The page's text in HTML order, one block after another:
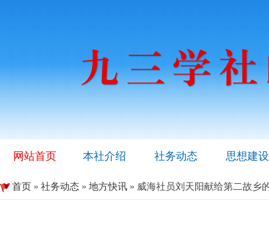
网站首页 本社介绍 社务动态 思想建设
首页 » 社务动态 » 地方快讯 » 威海社员刘天阳献给第二故乡